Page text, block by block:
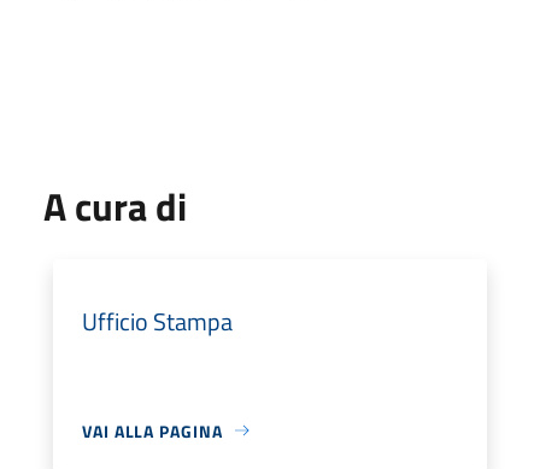
A cura di
Ufficio Stampa
VAI ALLA PAGINA